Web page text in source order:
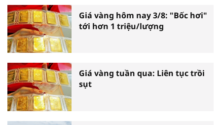
Giá vàng hôm nay 3/8: "Bốc hơi"
tới hơn 1 triệu/lượng
Giá vàng tuần qua: Liên tục trồi
sụt